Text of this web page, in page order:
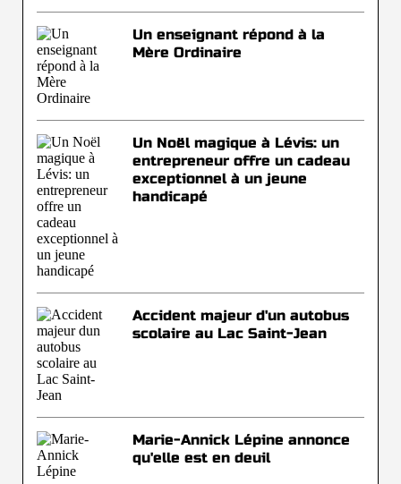
Un enseignant répond à la
Mère Ordinaire
Un Noël magique à Lévis: un
entrepreneur offre un cadeau
exceptionnel à un jeune
handicapé
Accident majeur d'un autobus
scolaire au Lac Saint-Jean
Marie-Annick Lépine annonce
qu'elle est en deuil